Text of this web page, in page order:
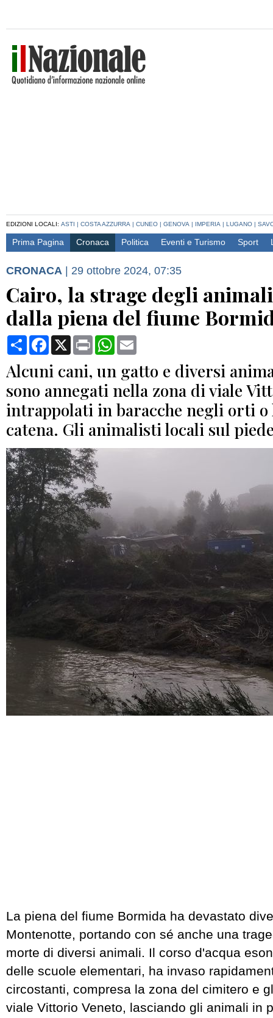
EDIZIONI LOCALI: ASTI | COSTA AZZURRA | CUNEO | GENOVA | IMPERIA | LUGANO |
Prima Pagina Cronaca Politica Eventi e Turismo Sport
CRONACA | 29 ottobre 2024, 07:35
Cairo, la strage degli
dalla piena del fiume
CondividiFacebook
X Print WhatsApp
Alcuni cani, un gatto e diversi
sono annegati nella zona di viale
intrappolati in baracche negli orti o
catena. Gli animalisti locali sul
La piena del fiume Bormida ha devastato
Montenotte, portando con sé anche una
morte di diversi animali. Il corso d'acqua
delle scuole elementari, ha invaso
circostanti, compresa la zona del cimitero e
viale Vittorio Veneto, lasciando gli animali in